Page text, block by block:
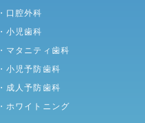
・口腔外科
・小児歯科
・マタニティ歯科
・小児予防歯科
・成人予防歯科
・ホワイトニング